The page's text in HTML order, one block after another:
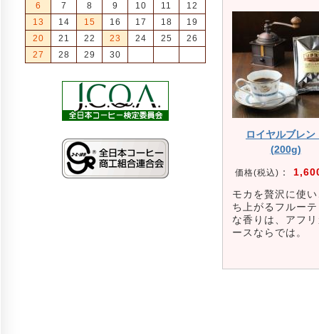
ロイヤルブレン
(200g)
価格(税込) ：
モカを贅沢に使
ち上がるフルー
な香りは、アフ
ースならでは。
6
7 8 9 10 11
12
13
14 15 16 17 18
19
20
21 22 23 24 25
26
27
28 29 30